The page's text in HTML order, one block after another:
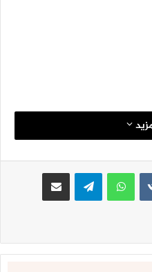
واتساب تيلقرام مشاركة عبر البريد